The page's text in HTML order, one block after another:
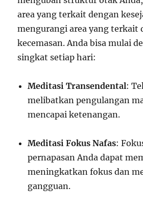
area yang terkait dengan
mengurangi area yang terkait
kecemasan. Anda bisa mulai
singkat setiap hari:
Meditasi Transendental:
melibatkan pengulangan
mencapai ketenangan.
Meditasi Fokus Nafas:
pernapasan Anda dapat
meningkatkan fokus dan
gangguan.